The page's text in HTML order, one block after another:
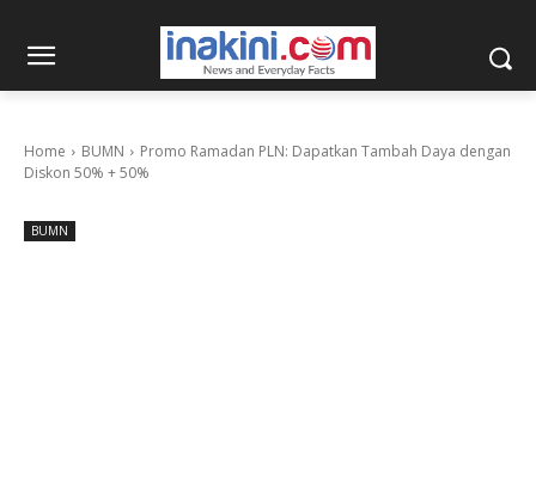
Home BUMN
Promo Ramadan PLN: Dapatkan Tambah Daya dengan
Diskon 50% + 50%
BUMN